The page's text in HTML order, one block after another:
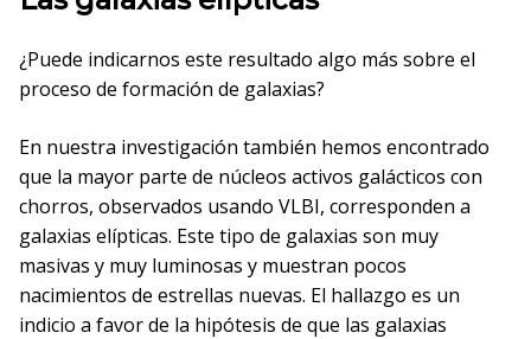
¿Puede indicarnos este resultado algo más sobre el
proceso de formación de galaxias?
En nuestra investigación también hemos encontrado
que la mayor parte de núcleos activos galácticos con
chorros, observados usando VLBI, corresponden a
galaxias elípticas. Este tipo de galaxias son muy
masivas y muy luminosas y muestran pocos
nacimientos de estrellas nuevas. El hallazgo es un
indicio a favor de la hipótesis de que las galaxias